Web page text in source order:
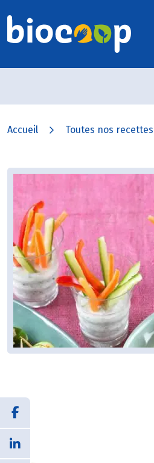
Accueil Toutes nos recettes